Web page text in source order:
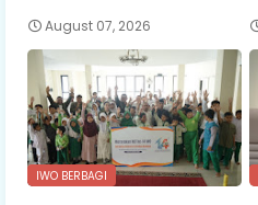
August 07, 2026
IWO BERBAGI